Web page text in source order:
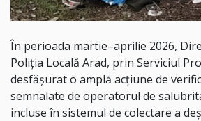
În perioada martie–aprilie 2026,
Poliția Locală Arad, prin Serviciul
desfășurat o amplă acțiune de
semnalate de operatorul de
incluse în sistemul de colectare a